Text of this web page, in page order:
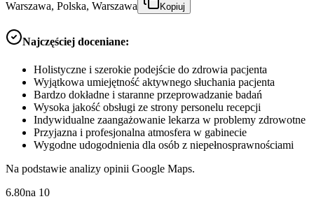
Warszawa, Polska, Warszawa
Kopiuj
Najczęściej doceniane:
Holistyczne i szerokie podejście do zdrowia pacjenta
Wyjątkowa umiejętność aktywnego słuchania pacjenta
Bardzo dokładne i staranne przeprowadzanie badań
Wysoka jakość obsługi ze strony personelu recepcji
Indywidualne zaangażowanie lekarza w problemy zdrowotne
Przyjazna i profesjonalna atmosfera w gabinecie
Wygodne udogodnienia dla osób z niepełnosprawnościami
Na podstawie analizy opinii Google Maps.
6.80na 10